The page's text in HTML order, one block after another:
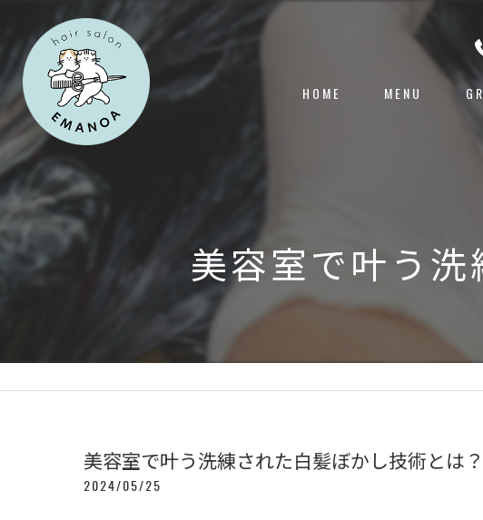
HOME MENU
美容室で叶う
美容室で叶う洗練された白髪ぼかし技術とは？
2024/05/25